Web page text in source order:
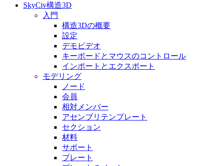
SkyCiv構造3D
入門
構造3Dの概要
設定
デモビデオ
キーボードとマウスのコントロール
インポートとエクスポート
モデリング
ノード
会員
相対メンバー
アセンブリテンプレート
セクション
材料
サポート
プレート